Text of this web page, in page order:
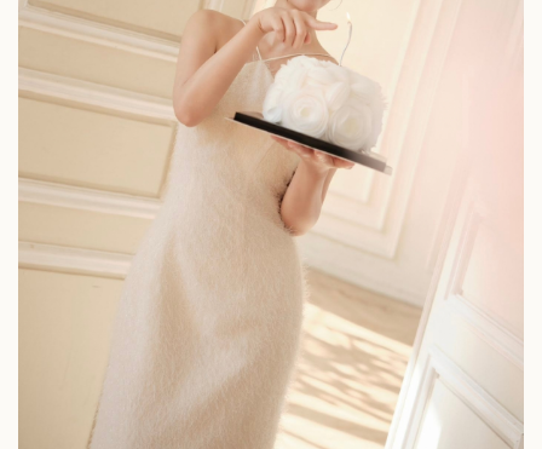
Lịch thi đấu bóng đá
Thế giới thể thao
Ô tô - Xe máy
Ô tô
Xe máy
Tư vấn